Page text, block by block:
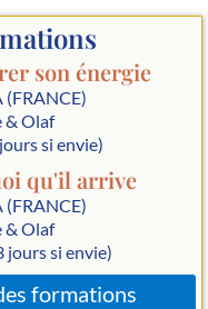
son énergie
(FRANCE)
& Olaf
si envie)
qu'il arrive
(FRANCE)
& Olaf
jours si envie)
formations